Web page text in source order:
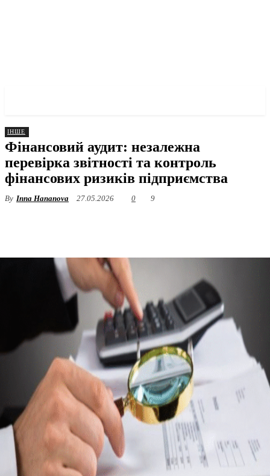
ІНШЕ
Фінансовий аудит: незалежна
перевірка звітності та контроль
фінансових ризиків підприємства
By Inna Hananova 27.05.2026 0 9